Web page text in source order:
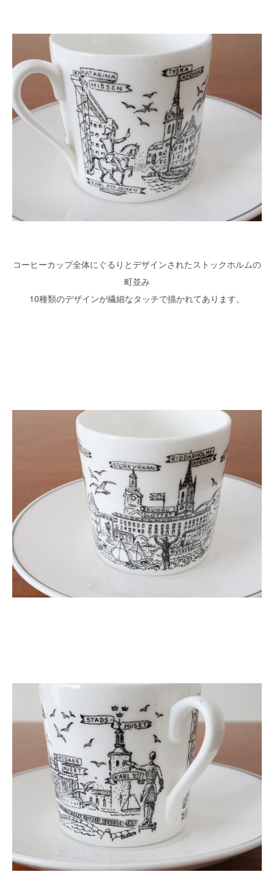
コーヒーカップ全体にぐるりとデザインされたストックホルムの
町並み
10種類のデザインが繊細なタッチで描かれてあります。